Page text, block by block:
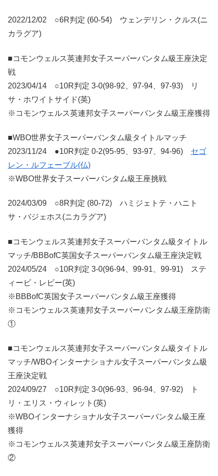
2022/12/02 ○6R判定 (60-54) ウェンデリン・クルス(ニ
カラグア)
■コモンウェルス英連邦女子スーパーバンタム級王座決定
戦
2023/04/14 ○10R判定 3-0(98-92、97-94、97-93) リ
サ・ホワイトサイド(英)
※コモンウェルス英連邦女子スーパーバンタム級王座獲得
■WBO世界女子スーパーバンタム級タイトルマッチ
2023/11/24 ●10R判定 0-2(95-95、93-97、94-96) セゴ
レン・ルフェーブル(仏)
※WBO世界女子スーパーバンタム級王座挑戦
2024/03/09 ○8R判定 (80-72) ハミジェトテ・ハニト
サ・バジェホス(ニカラグア)
■コモンウェルス英連邦女子スーパーバンタム級タイトル
マッチ/BBBofC英国女子スーパーバンタム級王座決定戦
2024/05/24 ○10R判定 3-0(96-94、99-91、99-91) ステ
ィービ・レビー(英)
※BBBofC英国女子スーパーバンタム級王座獲得
※コモンウェルス英連邦女子スーパーバンタム級王座防衛
①
■コモンウェルス英連邦女子スーパーバンタム級タイトル
マッチ/WBOインターナショナル女子スーパーバンタム級
王座決定戦
2024/09/27 ○10R判定 3-0(96-93、96-94、97-92) ト
リ・エリス・ウィレット(英)
※WBOインターナショナル女子スーパーバンタム級王座
獲得
※コモンウェルス英連邦女子スーパーバンタム級王座防衛
②